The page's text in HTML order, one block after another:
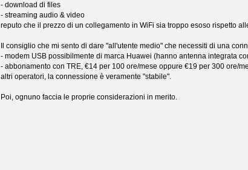
- download di files
- streaming audio & video
reputo che il prezzo di un collegamento in WiFi sia troppo esoso rispetto
Il consiglio che mi sento di dare "all'utente medio" che necessiti di una
- modem USB possibilmente di marca Huawei (hanno antenna integrata
- abbonamento con TRE, €14 per 100 ore/mese oppure €19 per 300 ore/
altri operatori, la connessione è veramente "stabile".
Poi, ognuno faccia le proprie considerazioni in merito.